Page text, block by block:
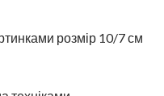
розмір 10/7 см